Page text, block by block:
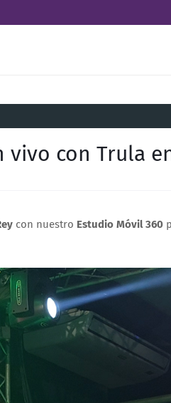
con Trula
con nuestro Estudio Móvil 360